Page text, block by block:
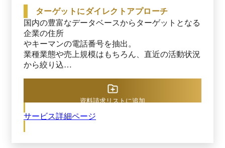
ースから効率的にコンタクトリストを作成 ・待
ちの営業から攻めの営業への転換 ・既存のCRM
やMAツールとの連携によるデータ活用 ■導入メ
リット 営業効率の向上: 人手不足を解消し、営業
担当者の業務負担を軽減 成約率の向上: インテン
ト分析による的確なアプローチで成約率を高める
顧客体験の向上: 一人ひとりに最適化されたコン
テンツ提供による満足度向上 リード獲得コスト
の削減: 自動化による効率的なリード獲得と育成
シームレスなセールスプロセス: リード獲得から
商談設定までの一貫した自動化 ■toviraの特長 ・
シームレスな統合: CMS、MA、SFA、メルマガ、
Web接客など多機能を一体化 ・AIエージェント活
用: 営業担当者の業務をAIが自動でサポート ・ト
ターゲットにダイレクトアプローチ
国内の豊富なデータベースからターゲットとなる
企業の住所
やキーマンの電話番号を抽出。
業種業態や売上規模はもちろん、直近の活動状況
から絞り込
サービス詳細ページ
資料請求リストに追加